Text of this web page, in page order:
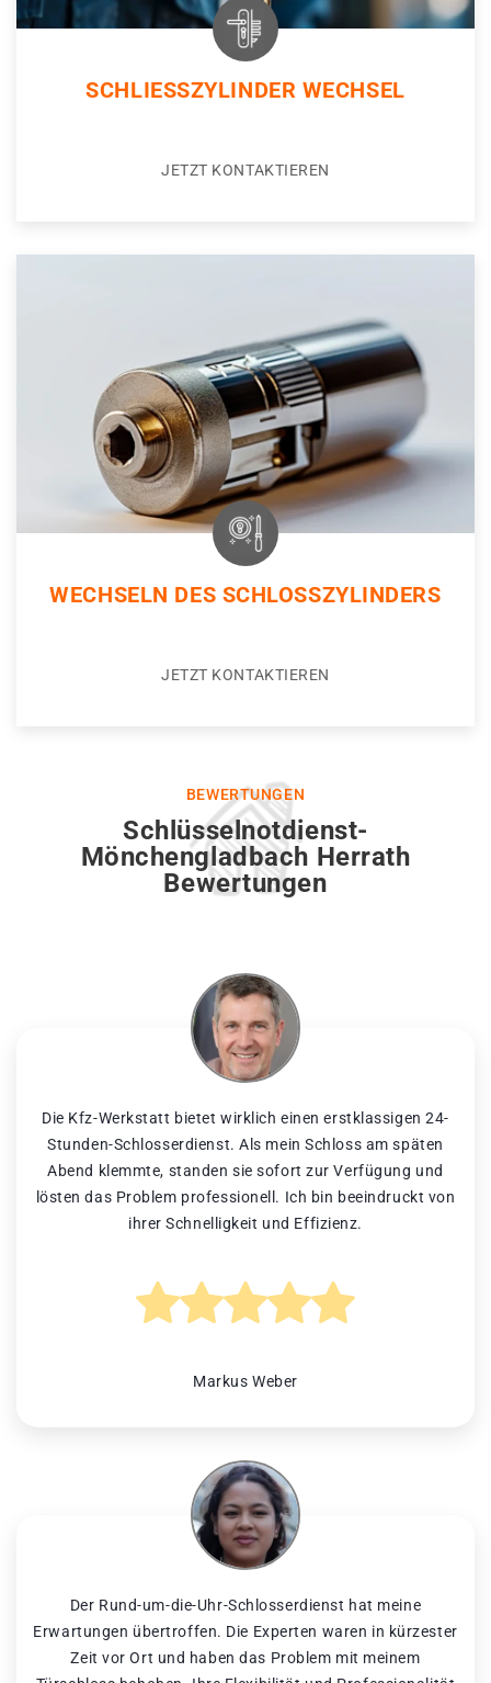
SCHLIESSZYLINDER WECHSEL
JETZT KONTAKTIEREN
WECHSELN DES SCHLOSSZYLINDERS
JETZT KONTAKTIEREN
BEWERTUNGEN
Schlüsselnotdienst-
Mönchengladbach Herrath
Bewertungen
Die Kfz-Werkstatt bietet wirklich einen erstklassigen 24-
Stunden-Schlosserdienst. Als mein Schloss am späten
Abend klemmte, standen sie sofort zur Verfügung und
lösten das Problem professionell. Ich bin beeindruckt von
ihrer Schnelligkeit und Effizienz.
Markus Weber
Der Rund-um-die-Uhr-Schlosserdienst hat meine
Erwartungen übertroffen. Die Experten waren in kürzester
Zeit vor Ort und haben das Problem mit meinem